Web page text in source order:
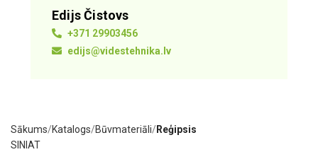
Edijs Čistovs
+371 29903456
edijs@videstehnika.lv
Sākums Katalogs Būvmateriāli
Reģipsis
SINIAT